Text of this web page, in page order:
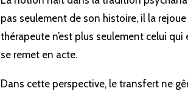
pas seulement de son histoire, il la
thérapeute n’est plus seulement celui
se remet en acte.
Dans cette perspective, le transfert ne